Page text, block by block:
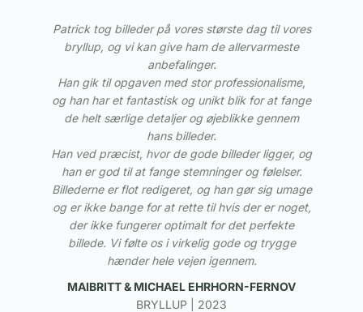
Patrick tog billeder på vores største dag til vores
bryllup, og vi kan give ham de allervarmeste
anbefalinger.
Han gik til opgaven med stor professionalisme,
og han har et fantastisk og unikt blik for at fange
de helt særlige detaljer og øjeblikke gennem
hans billeder.
Han ved præcist, hvor de gode billeder ligger, og
han er god til at fange stemninger og følelser.
Billederne er flot redigeret, og han gør sig umage
og er ikke bange for at rette til hvis der er noget,
der ikke fungerer optimalt for det perfekte
billede. Vi følte os i virkelig gode og trygge
hænder hele vejen igennem.
MAIBRITT & MICHAEL EHRHORN-FERNOV
BRYLLUP | 2023